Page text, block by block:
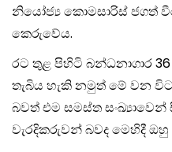
නියෝජ්‍ය කොමසාරිස් ජගත්
කෙරුවේය.
රට තුළ පිහිටි බන්ධනාගාර 36
තැබිය හැකි නමුත් ⁣මේ වන
බවත් එම සමස්ත සංඛ්‍යාවෙන්
වැරදිකරුවන් බවද මෙහිදී